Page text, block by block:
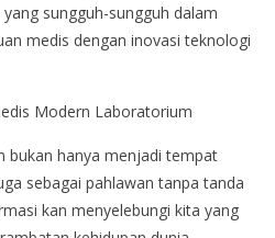
sungguh-sungguh dalam
medis dengan inovasi teknologi
Modern Laboratorium
bukan hanya menjadi tempat
sebagai pahlawan tanpa tanda
kan menyelebungi kita yang